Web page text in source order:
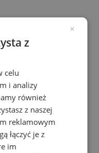
-
AR601 |
×
z
celu
i analizy
również
z naszej
reklamowym
łączyć je z
im